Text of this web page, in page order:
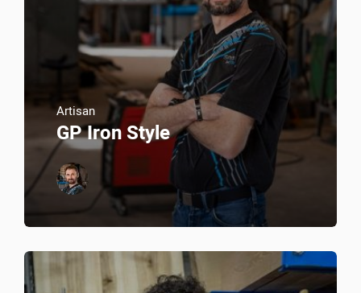
Artisan
GP Iron Style